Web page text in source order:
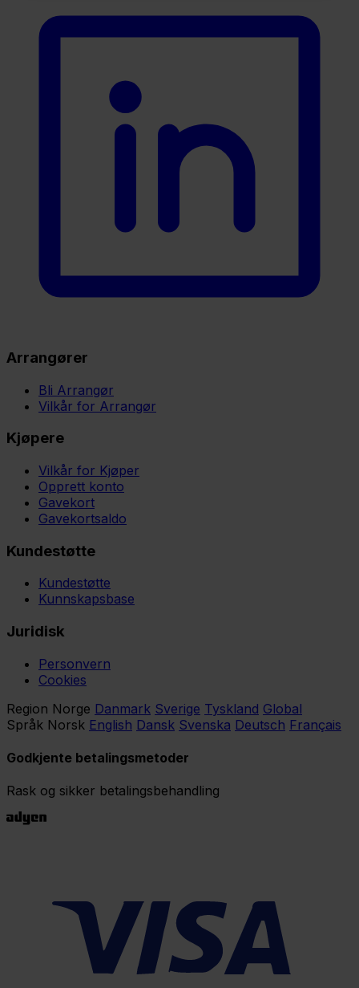
Arrangører
Bli Arrangør
Vilkår for Arrangør
Kjøpere
Vilkår for Kjøper
Opprett konto
Gavekort
Gavekortsaldo
Kundestøtte
Kundestøtte
Kunnskapsbase
Juridisk
Personvern
Cookies
Region Norge Danmark Sverige Tyskland Global
Språk Norsk English Dansk Svenska Deutsch Français
Godkjente betalingsmetoder
Rask og sikker betalingsbehandling